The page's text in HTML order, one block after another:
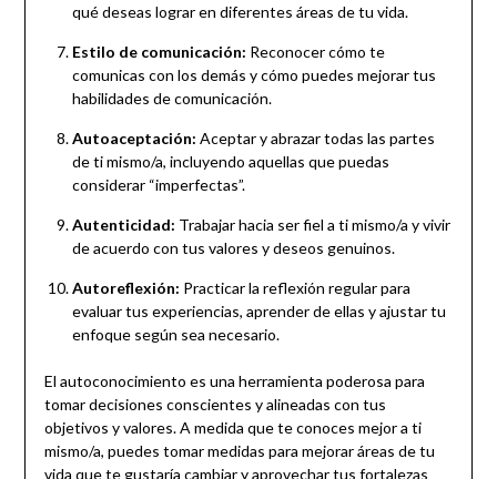
qué deseas lograr en diferentes áreas de tu vida.
Estilo de comunicación: Reconocer cómo te
comunicas con los demás y cómo puedes mejorar tus
habilidades de comunicación.
Autoaceptación: Aceptar y abrazar todas las partes
de ti mismo/a, incluyendo aquellas que puedas
considerar “imperfectas”.
Autenticidad: Trabajar hacia ser fiel a ti mismo/a y vivir
de acuerdo con tus valores y deseos genuinos.
Autoreflexión: Practicar la reflexión regular para
evaluar tus experiencias, aprender de ellas y ajustar tu
enfoque según sea necesario.
El autoconocimiento es una herramienta poderosa para
tomar decisiones conscientes y alineadas con tus
objetivos y valores. A medida que te conoces mejor a ti
mismo/a, puedes tomar medidas para mejorar áreas de tu
vida que te gustaría cambiar y aprovechar tus fortalezas